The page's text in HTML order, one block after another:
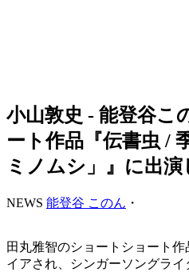
小山敦史 - 能登谷こ
ート作品『伝書虫 /
ミノムシ」』に出演
NEWS 能登谷 このん ・
田丸雅智のショートショート
イアされ、シンガーソングライ